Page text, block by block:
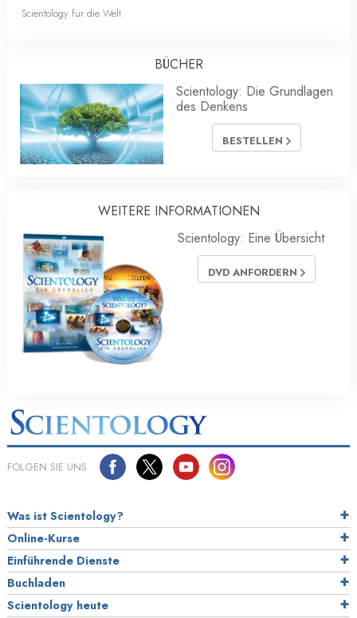
Scientology für die Welt
BÜCHER
Scientology: Die Grundlagen
des Denkens
BESTELLEN
WEITERE INFORMATIONEN
Scientology: Eine Übersicht
DVD ANFORDERN
FOLGEN SIE UNS
Was ist Scientology?
Online-Kurse
Einführende Dienste
Buchladen
Scientology heute